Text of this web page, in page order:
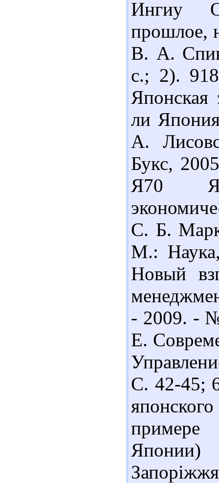
Ингиу
прошлое,
В. А.
с.; 2).
Японская
ли
А.
Букс,
Я70
С. Б.
М.:
Новый
- 2009. -
Е.
С. 42-45;
Японии)